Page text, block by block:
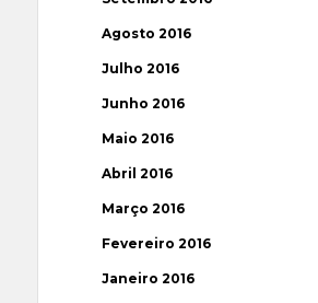
Agosto 2016
Julho 2016
Junho 2016
Maio 2016
Abril 2016
Março 2016
Fevereiro 2016
Janeiro 2016